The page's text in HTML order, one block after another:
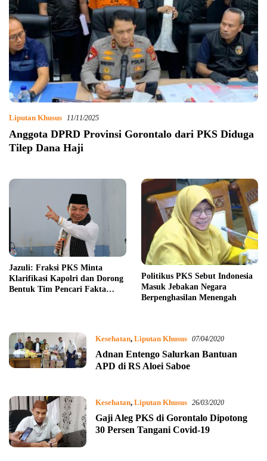
Liputan Khusus 11/11/2025
Anggota DPRD Provinsi Gorontalo dari PKS Diduga
Tilep Dana Haji
Jazuli: Fraksi PKS Minta
Klarifikasi Kapolri dan Dorong
Bentuk Tim Pencari Fakta
Politikus PKS Sebut Indonesia
Masuk Jebakan Negara
Berpenghasilan Menengah
Kesehatan, Liputan Khusus 07/04/2020
Adnan Entengo Salurkan Bantuan
APD di RS Aloei Saboe
Kesehatan, Liputan Khusus 26/03/2020
Gaji Aleg PKS di Gorontalo Dipotong
30 Persen Tangani Covid-19